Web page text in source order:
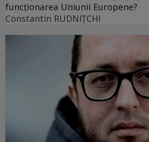
funcționarea Uniunii Europene?
Constantin RUDNIŢCHI